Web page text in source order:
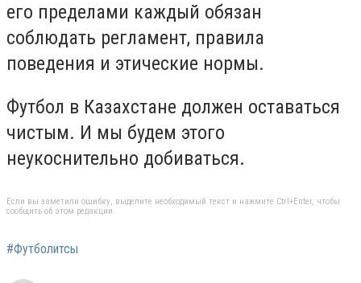
его пределами каждый обязан
соблюдать регламент, правила
поведения и этические нормы.
Футбол в Казахстане должен оставаться
чистым. И мы будем этого
неукоснительно добиваться.
Если вы заметили ошибку, выделите необходимый текст и нажмите Ctrl+Enter, чтобы
сообщить об этом редакции
#Футболитсы